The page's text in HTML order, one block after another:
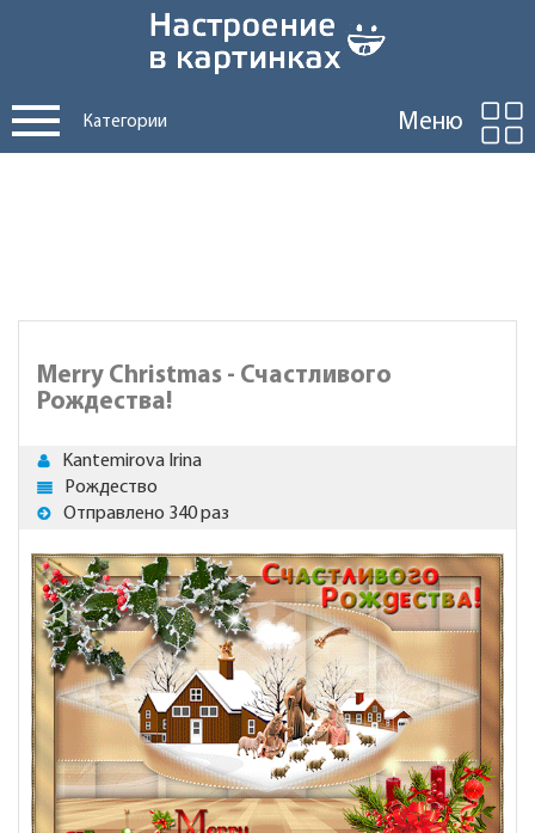
Категории Меню
Merry Christmas - Счастливого
Рождества!
Kantemirova Irina
Рождество
Отправлено 340 раз